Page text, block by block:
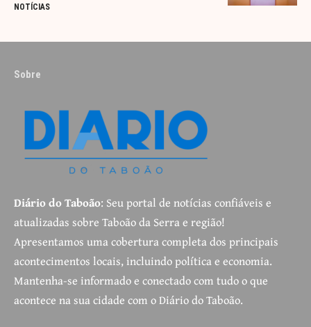
NOTÍCIAS
Sobre
Diário do Taboão: Seu portal de notícias confiáveis e
atualizadas sobre Taboão da Serra e região!
Apresentamos uma cobertura completa dos principais
acontecimentos locais, incluindo política e economia.
Mantenha-se informado e conectado com tudo o que
acontece na sua cidade com o Diário do Taboão.